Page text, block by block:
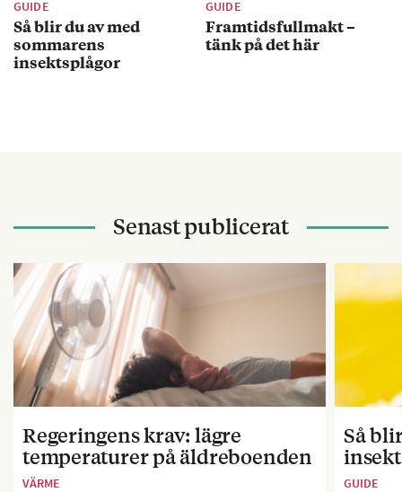
GUIDE
Så blir du av med
sommarens
insektsplågor
GUIDE
Framtidsfullmakt –
tänk på det här
Senast publicerat
Regeringens krav: lägre
temperaturer på äldreboenden
VÄRME
Så
GUIDE